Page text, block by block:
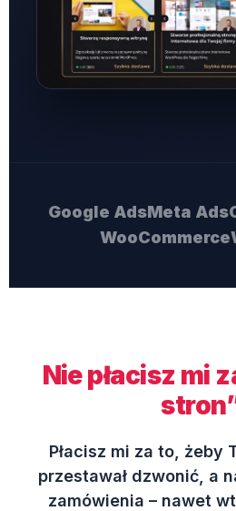
Google AdsMeta Ads
WooCommerce
Nie płacisz mi
Płacisz mi za to, żeby
przestawał dzwonić, a
zamówienia – nawet